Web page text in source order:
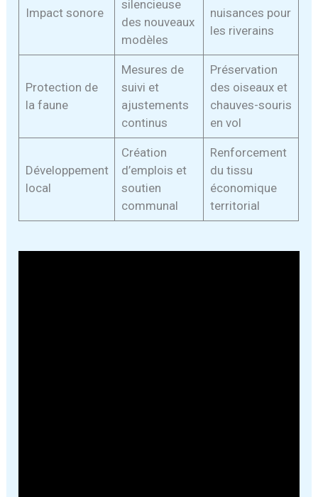
Impact sonore
silencieuse
des nouveaux
modèles
nuisances pour
les riverains
Protection de
la faune
Mesures de
suivi et
ajustements
continus
Préservation
des oiseaux et
chauves-souris
en vol
Développement
local
Création
d’emplois et
soutien
communal
Renforcement
du tissu
économique
territorial